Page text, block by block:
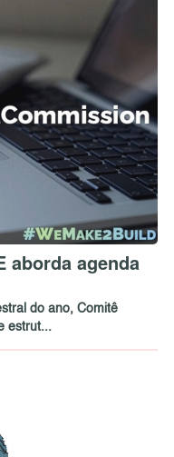
aborda agenda
do ano, Comitê
estrut...